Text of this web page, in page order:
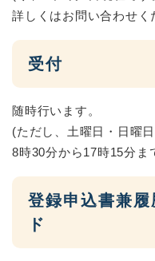
詳しくはお問い合わせく
受付
随時行います。
(ただし、土曜日・日曜
8時30分から17時15分ま
登録申込書兼
ド